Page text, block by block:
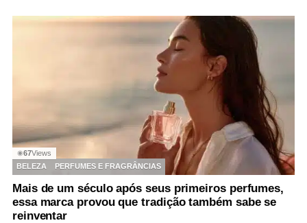
◉67Views
BELEZA
PERFUMES E FRAGRÂNCIAS
Mais de um século após seus primeiros perfumes,
essa marca provou que tradição também sabe se
reinventar